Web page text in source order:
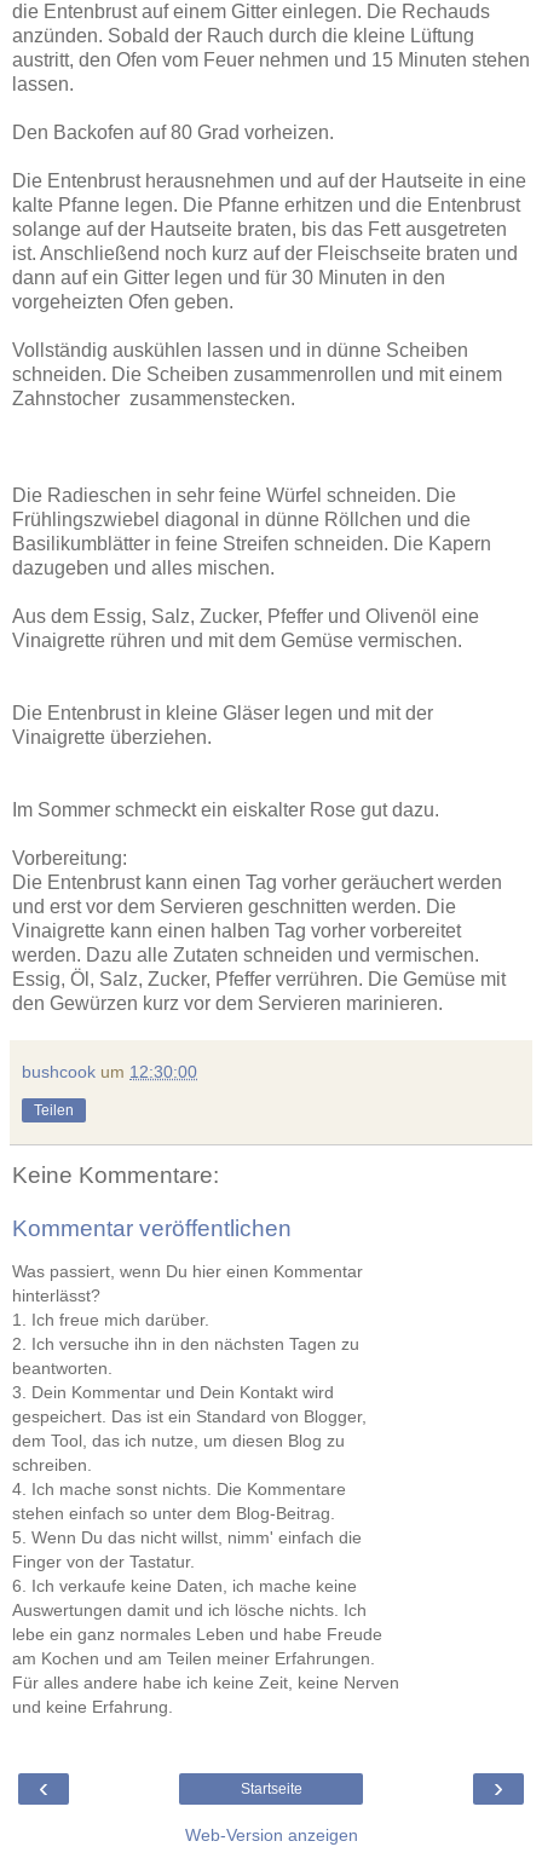
die Entenbrust auf einem Gitter einlegen. Die Rechauds
anzünden. Sobald der Rauch durch die kleine Lüftung
austritt, den Ofen vom Feuer nehmen und 15 Minuten stehen
lassen.
Den Backofen auf 80 Grad vorheizen.
Die Entenbrust herausnehmen und auf der Hautseite in eine
kalte Pfanne legen. Die Pfanne erhitzen und die Entenbrust
solange auf der Hautseite braten, bis das Fett ausgetreten
ist. Anschließend noch kurz auf der Fleischseite braten und
dann auf ein Gitter legen und für 30 Minuten in den
vorgeheizten Ofen geben.
Vollständig auskühlen lassen und in dünne Scheiben
schneiden. Die Scheiben zusammenrollen und mit einem
Zahnstocher zusammenstecken.
Die Radieschen in sehr feine Würfel schneiden. Die
Frühlingszwiebel diagonal in dünne Röllchen und die
Basilikumblätter in feine Streifen schneiden. Die Kapern
dazugeben und alles mischen.
Aus dem Essig, Salz, Zucker, Pfeffer und Olivenöl eine
Vinaigrette rühren und mit dem Gemüse vermischen.
Die Entenbrust in kleine Gläser legen und mit der
Vinaigrette überziehen.
Im Sommer schmeckt ein eiskalter Rose gut dazu.
Vorbereitung:
Die Entenbrust kann einen Tag vorher geräuchert werden
und erst vor dem Servieren geschnitten werden. Die
Vinaigrette kann einen halben Tag vorher vorbereitet
werden. Dazu alle Zutaten schneiden und vermischen.
Essig, Öl, Salz, Zucker, Pfeffer verrühren. Die Gemüse mit
den Gewürzen kurz vor dem Servieren marinieren.
bushcook um 12:30:00
Teilen
Keine Kommentare:
Kommentar veröffentlichen
Was passiert, wenn Du hier einen Kommentar
hinterlässt?
1. Ich freue mich darüber.
2. Ich versuche ihn in den nächsten Tagen zu
beantworten.
3. Dein Kommentar und Dein Kontakt wird
gespeichert. Das ist ein Standard von Blogger,
dem Tool, das ich nutze, um diesen Blog zu
schreiben.
4. Ich mache sonst nichts. Die Kommentare
stehen einfach so unter dem Blog-Beitrag.
5. Wenn Du das nicht willst, nimm' einfach die
Finger von der Tastatur.
6. Ich verkaufe keine Daten, ich mache keine
Auswertungen damit und ich lösche nichts. Ich
lebe ein ganz normales Leben und habe Freude
am Kochen und am Teilen meiner Erfahrungen.
Für alles andere habe ich keine Zeit, keine Nerven
und keine Erfahrung.
‹ ›
Startseite
Web-Version anzeigen